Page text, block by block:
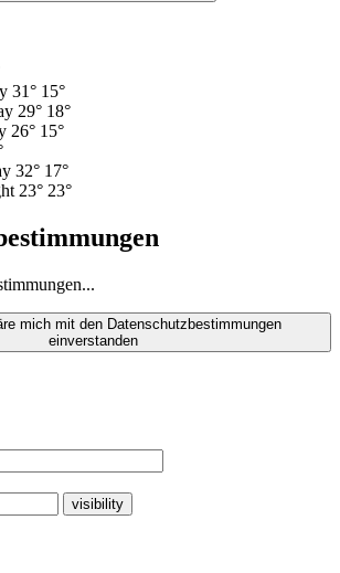
31° 15°
29° 18°
26° 15°
32° 17°
23° 23°
mich mit den Datenschutzbestimmungen
einverstanden
visibility